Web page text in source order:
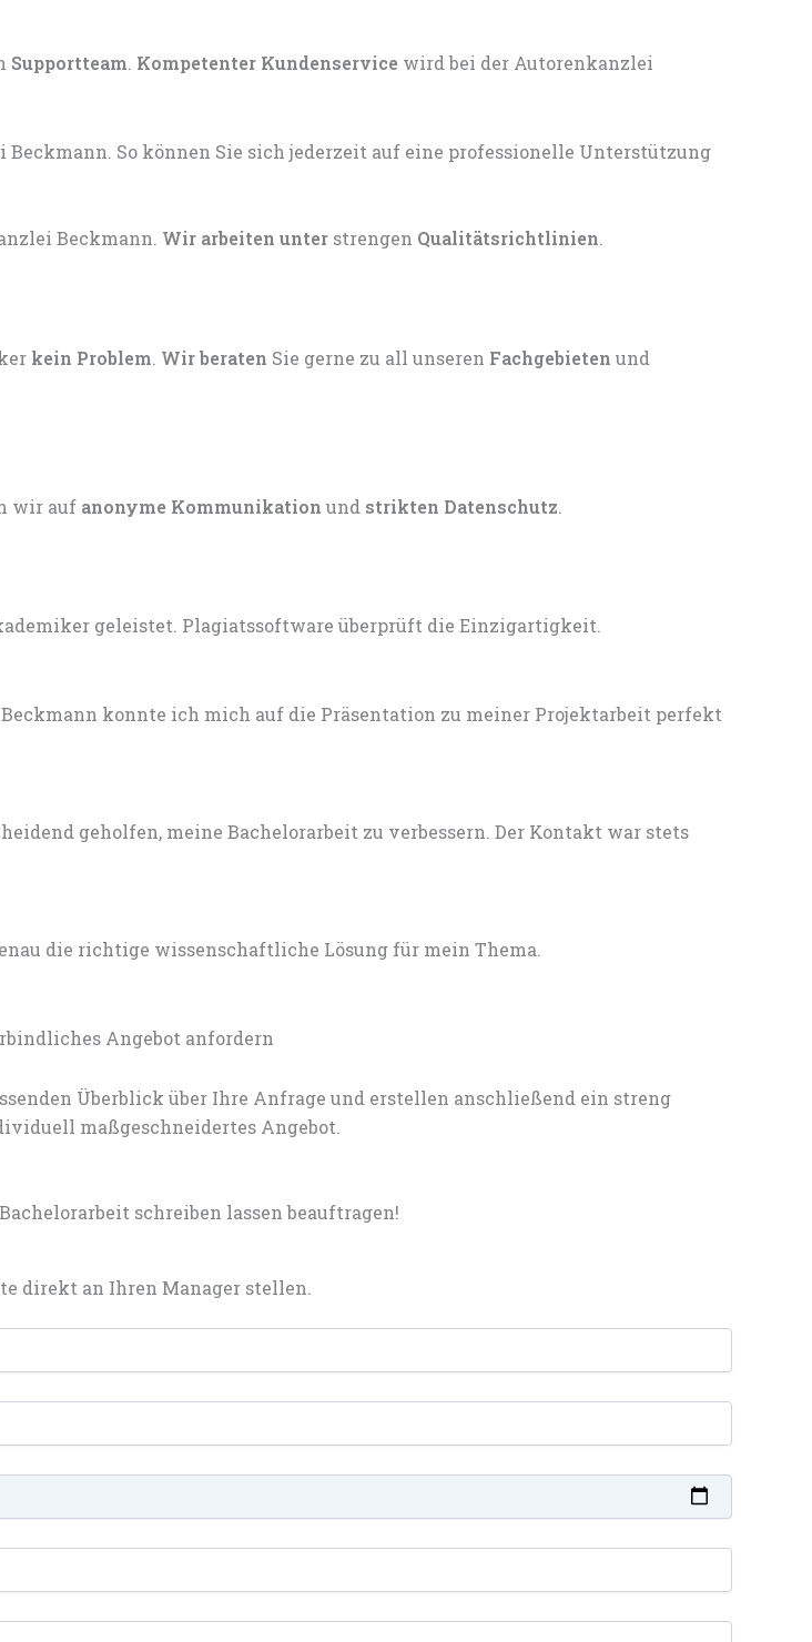
Supportteam. Kompetenter Kundenservice wird bei der Autorenkanzlei
Beckmann. Wir arbeiten unter strengen Qualitätsrichtlinien.
kein Problem. Wir beraten Sie gerne zu all unseren Fachgebieten und
wir auf anonyme Kommunikation und strikten Datenschutz.
geleistet. Plagiatssoftware überprüft die Einzigartigkeit.
konnte ich mich auf die Präsentation zu meiner Projektarbeit perfekt
geholfen, meine Bachelorarbeit zu verbessern. Der Kontakt war stets
die richtige wissenschaftliche Lösung für mein Thema.
Angebot anfordern
Überblick über Ihre Anfrage und erstellen anschließend ein streng
maßgeschneidertes Angebot.
schreiben lassen beauftragen!
direkt an Ihren Manager stellen.